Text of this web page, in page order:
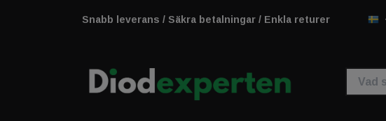
Snabb leverans / Säkra betalningar / Enkla returer